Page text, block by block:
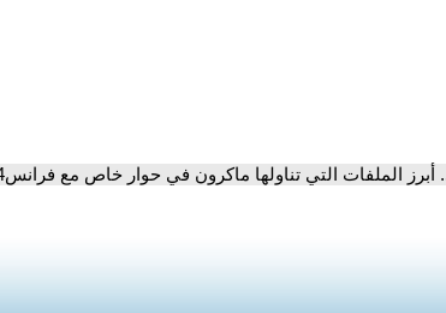
التي تناولها ماكرون في حوار خاص مع فرانس24 • فرانس 24